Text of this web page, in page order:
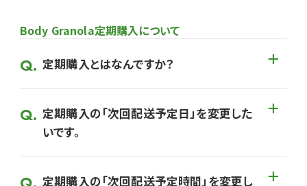
Body Granola定期購入について
定期購入とはなんですか？
定期購入の「次回配送予定日」を変更した
いです。
定期購入の「次回配送予定時間」を変更し